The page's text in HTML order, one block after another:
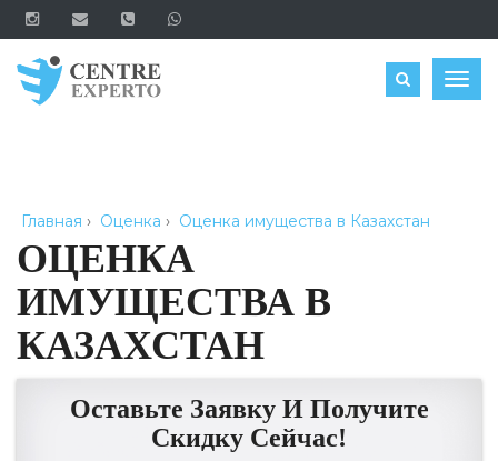
ЗАКАЗАТЬ
Главная › Оценка › Оценка имущества в Казахстан
ОЦЕНКА
ИМУЩЕСТВА В
КАЗАХСТАН
Оставьте Заявку И Получите
Скидку Сейчас!